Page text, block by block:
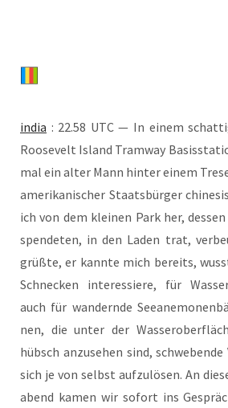
india : 22.58 UTC — In einem
Roo­se­velt Island Tram­way
mal ein alter Mann hin­ter einem
ame­ri­ka­ni­scher Staats­bür­ger
ich von dem klei­nen Park her,
spen­de­ten, in den Laden trat,
grüß­te, er kann­te mich bereits,
Schne­cken inter­es­sie­re, für
auch für wan­dern­de
nen, die unter der
hübsch anzu­se­hen sind,
sich je von selbst auf­zu­lö­sen. An
abend kamen wir sofort ins